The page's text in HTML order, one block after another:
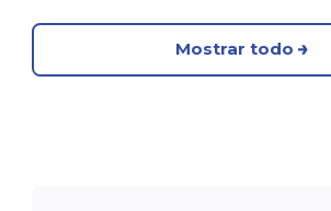
Mostrar todo